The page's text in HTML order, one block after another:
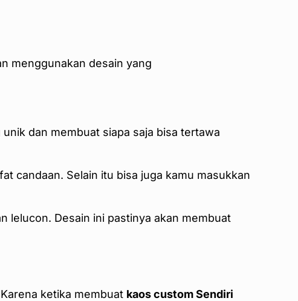
menggunakan desain yang
dan membuat siapa saja bisa tertawa
candaan. Selain itu bisa juga kamu masukkan
lelucon. Desain ini pastinya akan membuat
ketika membuat kaos custom Sendiri